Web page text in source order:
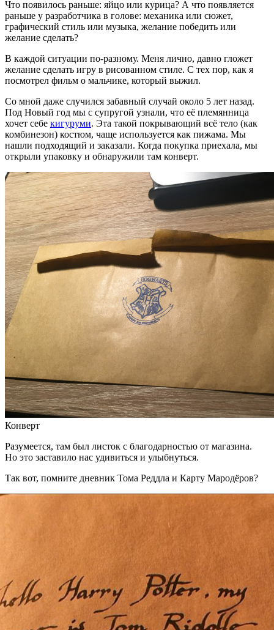
Что появилось раньше: яйцо или курица? А что появляется
раньше у разработчика в голове: механика или сюжет,
графический стиль или музыка, желание победить или
желание сделать?
В каждой ситуации по-разному. Меня лично, давно гложет
желание сделать игру в рисованном стиле. С тех пор, как я
посмотрел фильм о мальчике, который выжил.
Со мной даже случился забавный случай около 5 лет назад.
Под Новый год мы с супругой узнали, что её племянница
хочет себе кигуруми. Эта такой покрывающий всё тело (как
комбинезон) костюм, чаще используется как пижама. Мы
нашли подходящий и заказали. Когда покупка приехала, мы
открыли упаковку и обнаружили там конверт.
Конверт
Разумеется, там был листок с благодарностью от магазина.
Но это заставило нас удивиться и улыбнуться.
Так вот, помните дневник Тома Реддла и Карту Мародёров?